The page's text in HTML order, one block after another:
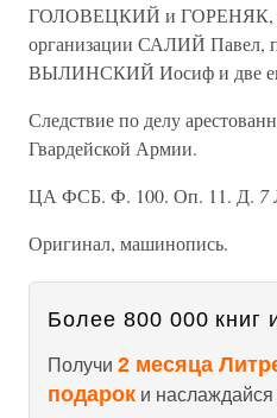
ГОЛОВЕЦКИЙ и ГОРЕНЯК,
организации САЛИЙ Павел,
ВЫЛИНСКИЙ Иосиф и две
Следствие по делу
Гвардейской Армии.
ЦА ФСБ. Ф. 100. Оп. 11. Д. 7
Оригинал, машинопись.
Более 800 000 книг
Получи 2 месяца
подарок и